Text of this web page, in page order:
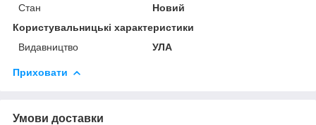
Стан
Новий
Користувальницькі характеристики
Видавництво
УЛА
Приховати
Умови доставки